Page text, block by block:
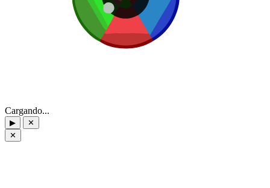
Cargando...
▶
✕
✕